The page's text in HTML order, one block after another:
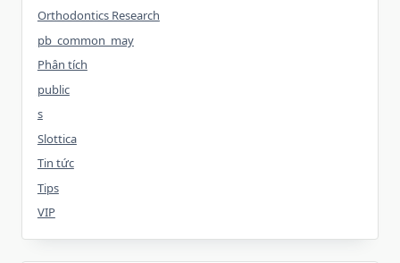
Orthodontics Research
pb_common_may
Phân tích
public
s
Slottica
Tin tức
Tips
VIP